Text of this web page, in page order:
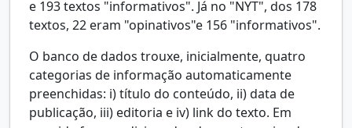
e 193 textos "informativos". Já no "NYT", dos 178
textos, 22 eram "opinativos"e 156 "informativos".
O banco de dados trouxe, inicialmente, quatro
categorias de informação automaticamente
preenchidas: i) título do conteúdo, ii) data de
publicação, iii) editoria e iv) link do texto. Em